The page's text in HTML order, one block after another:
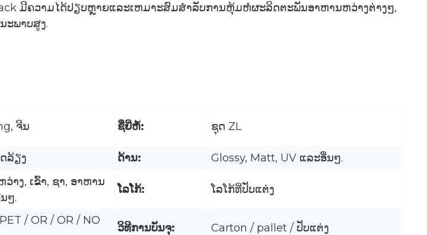
ມີຄວາມໄດ້ປຽບຫຼາຍແລະເຫມາະສົມສໍາລັບການຫຸ້ມຫໍ່ຜະລິດຕະພັນອາຫານຫວ່າງຕ່າງໆ,
ພາບສູງ.
ຈີນ ຊື່ຍີ່ຫໍ້: ຊຸດ ZL
ລ້ຽງ ດ້ານ: Glossy, Matt, UV ແລະອື່ນໆ.
າງ, ເຂົ້າ, ຊາ, ອາຫານ
ໆ.
ໂລໂກ້: ໂລໂກ້ທີ່ປັບແຕ່ງ
/ OR / OR / NO
ວິທີການບັນຈຸ: Carton / pallet / ປັບແຕ່ງ